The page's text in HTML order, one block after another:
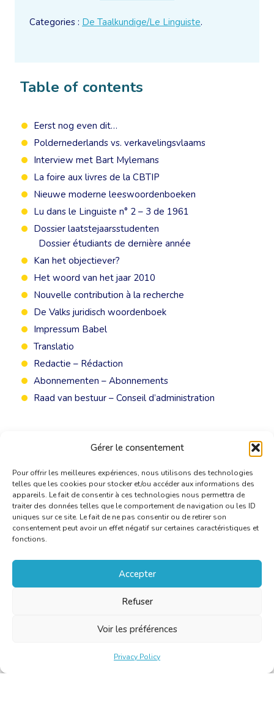
Gérer le consentement
Pour offrir les meilleures expériences, nous utilisons des technologies
telles que les cookies pour stocker et/ou accéder aux informations des
appareils. Le fait de consentir à ces technologies nous permettra de
traiter des données telles que le comportement de navigation ou les ID
uniques sur ce site. Le fait de ne pas consentir ou de retirer son
consentement peut avoir un effet négatif sur certaines caractéristiques et
fonctions.
Accepter
Refuser
Voir les préférences
Privacy Policy
Table of contents
Eerst nog even dit…
Poldernederlands vs. verkavelingsvlaams
Interview met Bart Mylemans
La foire aux livres de la CBTIP
Nieuwe moderne leeswoordenboeken
Lu dans le Linguiste n° 2 – 3 de 1961
Dossier laatstejaarsstudenten
Dossier étudiants de dernière année
Kan het objectiever?
Het woord van het jaar 2010
Nouvelle contribution à la recherche
De Valks juridisch woordenboek
Impressum Babel
Translatio
Redactie – Rédaction
Abonnementen – Abonnements
Raad van bestuur – Conseil d’administration
Categories : De Taalkundige/Le Linguiste.